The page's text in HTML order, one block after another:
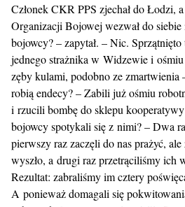
Członek CKR PPS zjechał do Łodzi,
Organizacji Bojowej wezwał do
bojowcy? – zapytał. – Nic.
jednego strażnika w Widzewie i
zęby kulami, podobno ze
robią endecy? – Zabili już ośmiu
i rzucili bombę do sklepu
bojowcy spotykali się z nimi? – Dwa
pierwszy raz zaczęli do nas prażyć,
wyszło, a drugi raz przetrąciliśmy ich
Rezultat: zabraliśmy im cztery
A ponieważ domagali się